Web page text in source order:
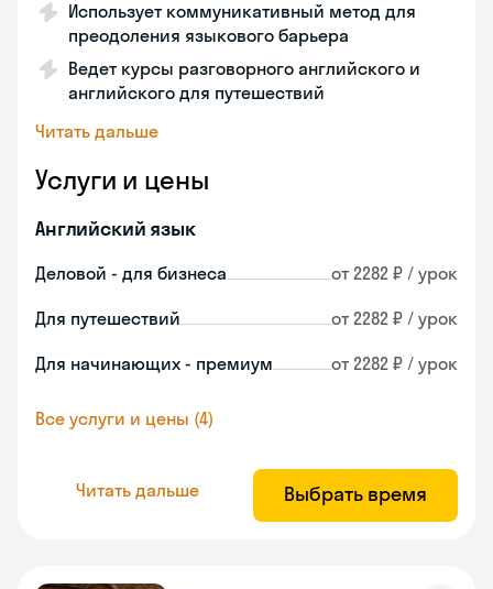
Использует коммуникативный метод для
преодоления языкового барьера
Ведет курсы разговорного английского и
английского для путешествий
Читать дальше
Услуги и цены
Английский язык
Деловой - для бизнеса от 2282 ₽ / урок
Для путешествий от 2282 ₽ / урок
Для начинающих - премиум от 2282 ₽ / урок
Все услуги и цены (4)
Читать дальше Выбрать время